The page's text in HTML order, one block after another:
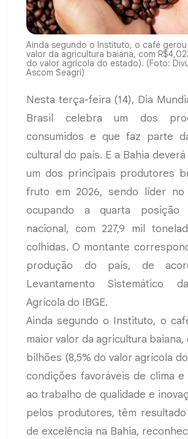
Ainda segundo o Instituto, o café gerou
valor da agricultura baiana, com
do valor agrícola do estado). (Foto:
Ascom Seagri)
Nesta terça-feira (14), Dia
Brasil celebra um dos
consumidos e que faz parte
cultural do país. E a Bahia
um dos principais produtores
fruto em 2026, sendo líder
ocupando a quarta posição
nacional, com 227,9 mil
colhidas. O montante
produção do país, de
Levantamento Sistemático
Agrícola do IBGE.
Ainda segundo o Instituto, o
maior valor da agricultura baiana,
bilhões (8,5% do valor agrícola
condições favoráveis de clima e
ao trabalho de qualidade e
pelos produtores, têm
de excelência na Bahia,